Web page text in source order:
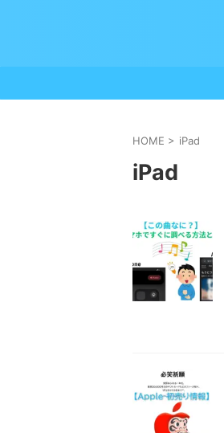
HOME > iPad
iPad